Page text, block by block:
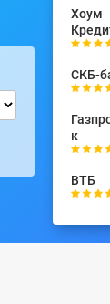
Хоум
СКБ-
к
ВТБ